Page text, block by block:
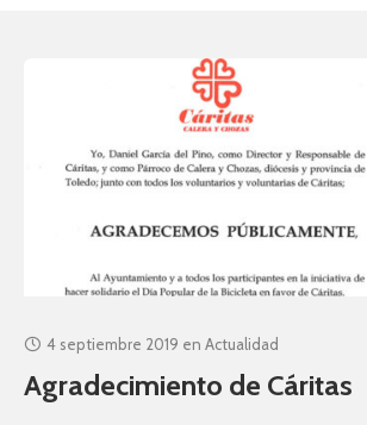
4 septiembre 2019 en Actualidad
Agradecimiento de Cáritas